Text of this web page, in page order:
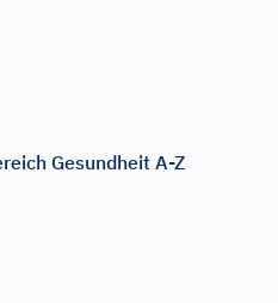
Gesundheit A-Z